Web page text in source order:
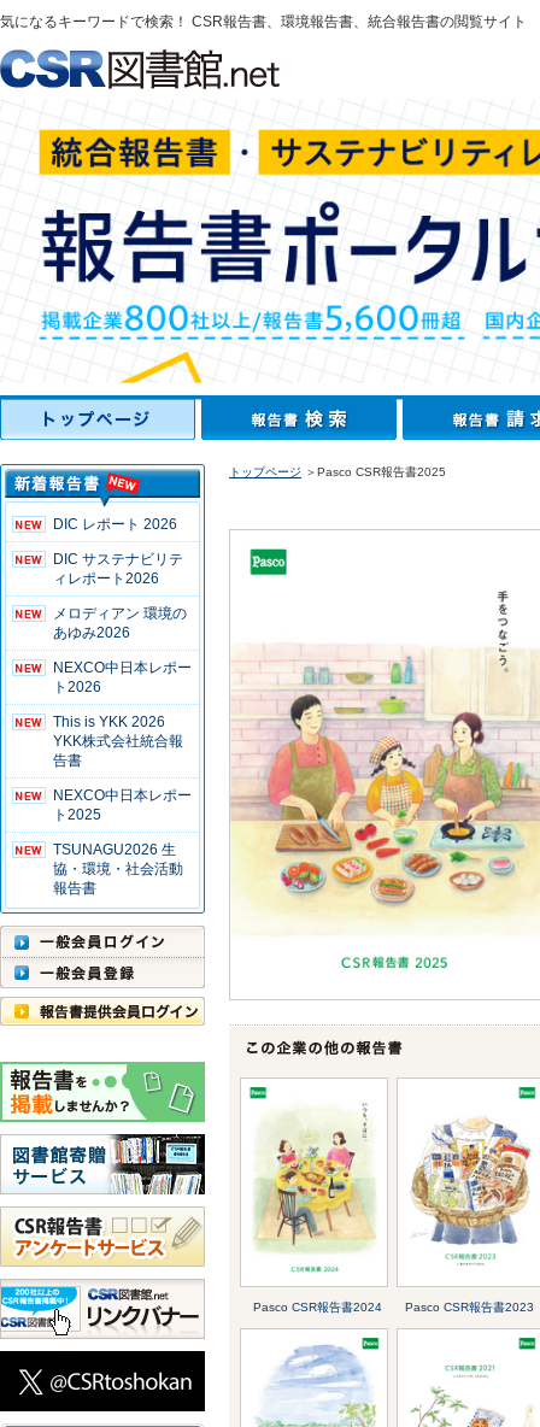
気になるキーワードで検索！ CSR報告書、環境報告書、統合報告書の閲覧サイト
DIC レポート 2026
DIC サステナビリテ
ィレポート2026
メロディアン 環境の
あゆみ2026
NEXCO中日本レポー
ト2026
This is YKK 2026
YKK株式会社統合報
告書
NEXCO中日本レポー
ト2025
TSUNAGU2026 生
協・環境・社会活動
報告書
トップページ ＞Pasco CSR報告書2025
Pasco CSR報告書2024 Pasco CSR報告書2023